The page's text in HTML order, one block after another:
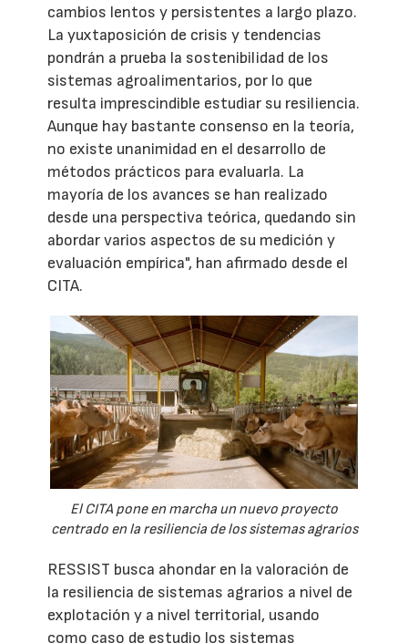
cambios lentos y persistentes a largo plazo.
La yuxtaposición de crisis y tendencias
pondrán a prueba la sostenibilidad de los
sistemas agroalimentarios, por lo que
resulta imprescindible estudiar su resiliencia.
Aunque hay bastante consenso en la teoría,
no existe unanimidad en el desarrollo de
métodos prácticos para evaluarla. La
mayoría de los avances se han realizado
desde una perspectiva teórica, quedando sin
abordar varios aspectos de su medición y
evaluación empírica", han afirmado desde el
CITA.
El CITA pone en marcha un nuevo proyecto
centrado en la resiliencia de los sistemas agrarios
RESSIST busca ahondar en la valoración de
la resiliencia de sistemas agrarios a nivel de
explotación y a nivel territorial, usando
como caso de estudio los sistemas